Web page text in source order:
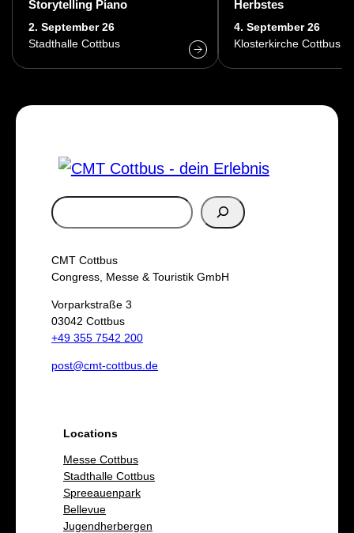
Storytelling Piano
2. September 26
Stadthalle Cottbus
Herbstes
4. September 26
Klosterkirche Cottbus
S
u
c
h
e
n
CMT Cottbus
Congress, Messe & Touristik GmbH
Vorparkstraße 3
03042 Cottbus
+49 355 7542 200
post@cmt-cottbus.de
Locations
Messe Cottbus
Stadthalle Cottbus
Spreeauenpark
Bellevue
Jugendherbergen